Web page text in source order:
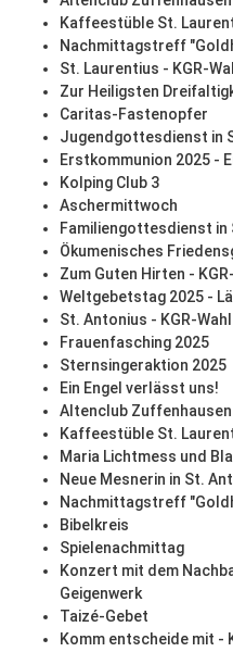
Kaffeestüble St.
Nachmittagstreff
St. Laurentius - KGR-
Zur Heiligsten
Caritas-Fastenopfer
Jugendgottesdienst in
Erstkommunion 2025 -
Kolping Club 3
Aschermittwoch
Familiengottesdienst in
Ökumenisches
Zum Guten Hirten -
Weltgebetstag 2025 -
St. Antonius - KGR-
Frauenfasching 2025
Sternsingeraktion 2025
Ein Engel verlässt uns!
Altenclub Zuffenhausen
Kaffeestüble St.
Maria Lichtmess und
Neue Mesnerin in St.
Nachmittagstreff
Bibelkreis
Spielenachmittag
Konzert mit dem
Geigenwerk
Taizé-Gebet
Komm entscheide mit -